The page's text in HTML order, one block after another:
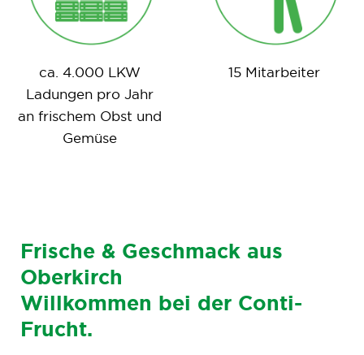
ca. 4.000 LKW
Ladungen pro Jahr
an frischem Obst und
Gemüse
15 Mitarbeiter
Frische & Geschmack aus
Oberkirch
Willkommen bei der Conti-
Frucht.